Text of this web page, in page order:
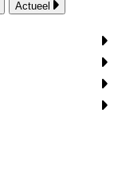
Actueel